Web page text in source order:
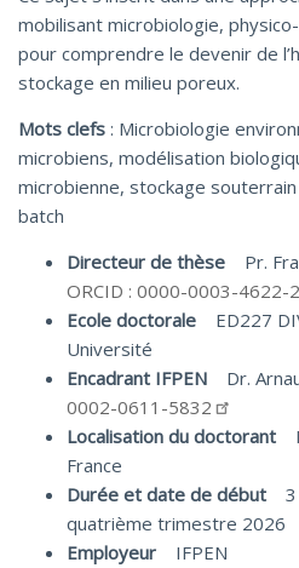
mobilisant microbiologie,
pour comprendre le devenir de
stockage en milieu poreux.
Mots clefs : Microbiologie
microbiens, modélisation
microbienne, stockage
batch
Directeur de thèse Pr.
ORCID : 0000-0003-4622-
Ecole doctorale
ED227
Université
Encadrant IFPEN Dr.
0002-0611-5832
Localisation du doctorant
France
Durée et date de début
3
quatrième trimestre 2026
Employeur
IFPEN